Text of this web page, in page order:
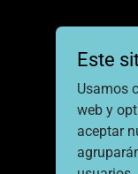
Este
Usamos
web y
aceptar